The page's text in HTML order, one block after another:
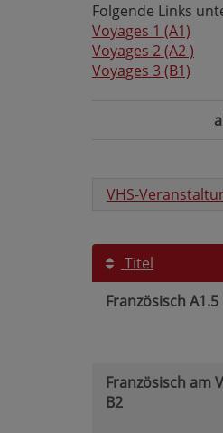
Folgende Links
Voyages 1 (A1)
Voyages 2 (A2 )
Voyages 3 (B1)
VHS-
Titel
Französisch A1.5
Französisch am
B2